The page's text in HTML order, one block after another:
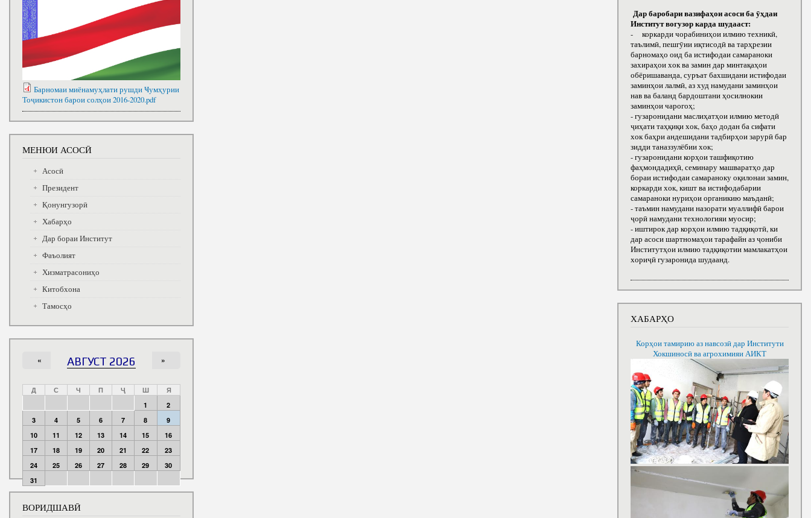
Барномаи миёнамуҳлати рушди Ҹумҳурии
Тоҷикистон барои солҳои 2016-2020.pdf
МЕНЮИ АСОСӢ
Асосӣ
Президент
Қонунгузорӣ
Хабарҳо
Дар бораи Институт
Фаъолият
Хизматрасониҳо
Китобхона
Тамосҳо
АВГУСТ 2026
« »
Д С Ч П Ҷ Ш
Я
1
2
3
4 5 6 7 8
9
10
11 12 13 14 15
16
17
18 19 20 21 22
23
24
25 26 27 28 29
30
31
ВОРИДШАВӢ
Дар баробари вазифаҳои асоси ба ӯҳдаи
Институт вогузор карда шудааст:
- коркарди чорабиниҳои илмию техникӣ,
таълимӣ, пешгӯии иқтисодӣ ва тарҳрезии
барномаҳо оид ба истифодаи самараноки
захираҳои хок ва замин дар минтақаҳои
обёришаванда, суръат бахшидани истифодаи
заминҳои лалмӣ, аз худ намудани заминҳои
нав ва баланд бардоштани ҳосилнокии
заминҳои чарогоҳ;
- гузаронидани маслиҳатҳои илмию методӣ
ҷиҳати таҳқиқи хок, баҳо додан ба сифати
хок баҳри андешидани тадбирҳои зарурӣ бар
зидди таназзулёбии хок;
- гузаронидани корҳои ташфиқотию
фаҳмондадиҳӣ, семинару машваратҳо дар
бораи истифодаи самараноку оқилонаи замин,
коркарди хок, кишт ва истифодабарии
самараноки нуриҳои органикию маъданӣ;
- таъмин намудани назорати муаллифӣ барои
ҷорӣ намудани технологияи муосир;
- иштирок дар корҳои илмию тадқиқотӣ, ки
дар асоси шартномаҳои тарафайн аз ҷониби
Институтҳои илмию тадқиқотии мамлакатҳои
хориҷӣ гузаронида шудаанд.
ХАБАРҲО
Корҳои тамирию аз навсозӣ дар Институти
Хокшиносӣ ва агрохимияи АИКТ